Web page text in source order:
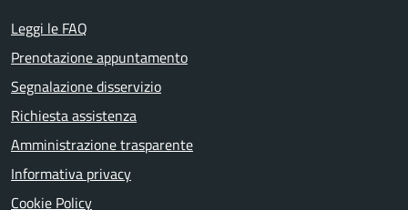
Leggi le FAQ
Prenotazione appuntamento
Segnalazione disservizio
Richiesta assistenza
Amministrazione trasparente
Informativa privacy
Cookie Policy